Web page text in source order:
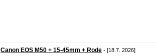
Canon EOS M50 + 15-45mm + Rode - [18.7. 2026]